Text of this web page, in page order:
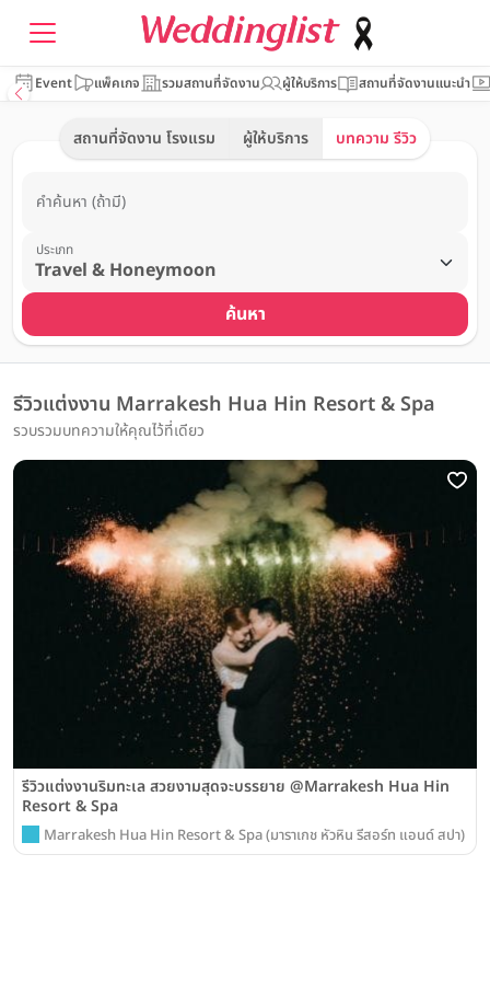
Event แพ็คเกจ รวมสถานที่จัดงาน ผู้ให้บริการ สถานที่จัดงานแนะนำ
สถานที่จัดงาน โรงแรม ผู้ให้บริการ บทความ รีวิว
คำค้นหา (ถ้ามี)
ประเภท
ค้นหา
รีวิวแต่งงาน Marrakesh Hua Hin Resort & Spa
รวบรวมบทความให้คุณไว้ที่เดียว
รีวิวแต่งงานริมทะเล สวยงามสุดจะบรรยาย @Marrakesh Hua Hin
Resort & Spa
Marrakesh Hua Hin Resort & Spa (มาราเกช หัวหิน รีสอร์ท แอนด์ สปา)